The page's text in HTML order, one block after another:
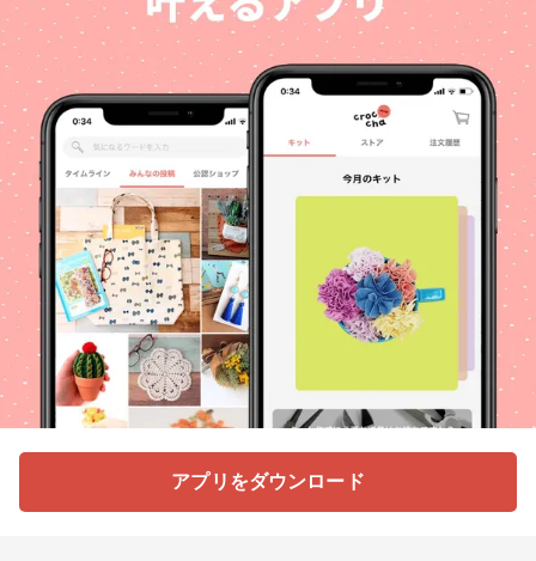
アプリをダウンロード